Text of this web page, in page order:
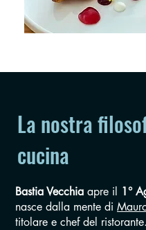
Bastia Vecchia apre il 1°
nasce dalla mente di
titolare e chef del ristorante.
La nostra
cucina